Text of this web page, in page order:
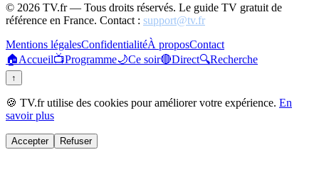
© 2026 TV.fr — Tous droits réservés. Le guide TV gratuit de
référence en France. Contact : support@tv.fr
Mentions légalesConfidentialitéÀ proposContact
🏠Accueil📺Programme🌙Ce soir🔴Direct🔍Recherche
↑
🍪 TV.fr utilise des cookies pour améliorer votre expérience. En
savoir plus
Accepter Refuser